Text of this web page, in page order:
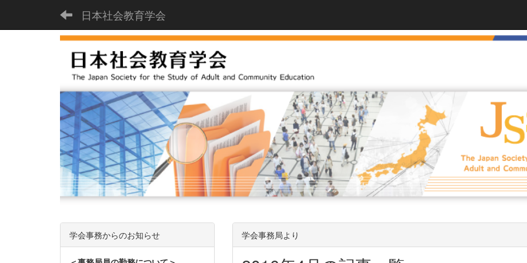
日本社会教育学会
学会事務局より
学会事務からのお知らせ